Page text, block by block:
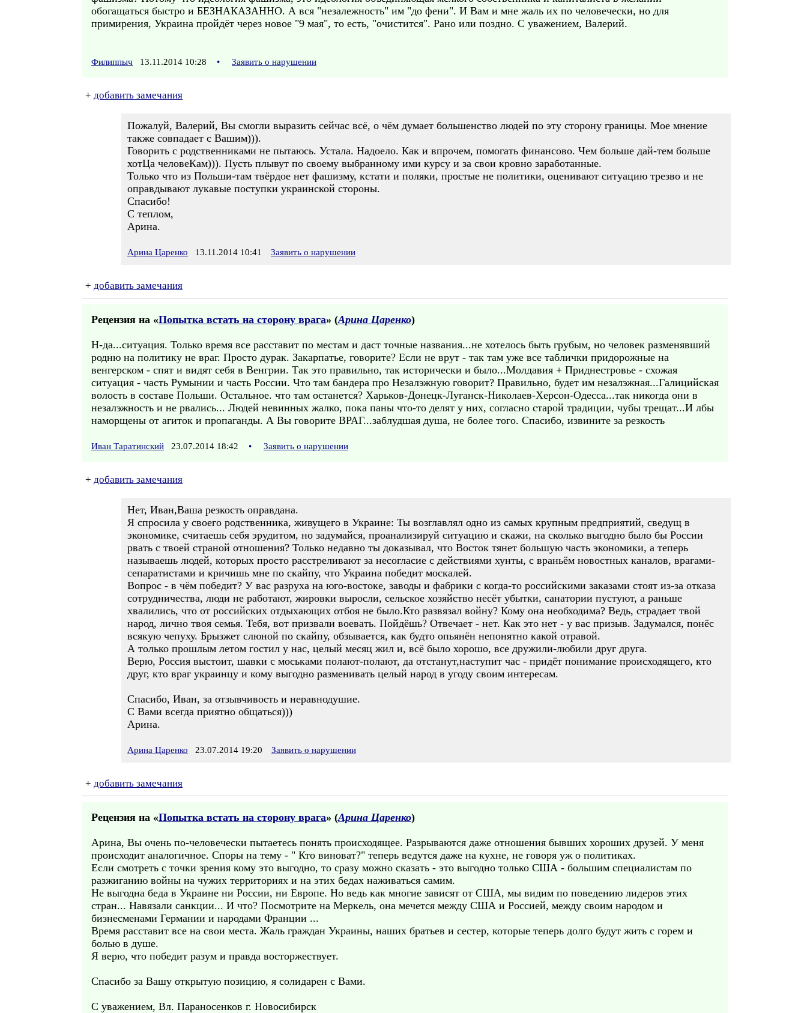
обогащаться быстро и БЕЗНАКАЗАННО. А вся "незалежность" им "до фени". И Вам и мне жаль их по человечески, но для
примирения, Украина пройдёт через новое "9 мая", то есть, "очистится". Рано или поздно. С уважением, Валерий.
Филиппыч 13.11.2014 10:28 • Заявить о нарушении
+ добавить замечания
Пожалуй, Валерий, Вы смогли выразить сейчас всё, о чём думает большенство людей по эту сторону границы. Мое мнение
также совпадает с Вашим))).
Говорить с родственниками не пытаюсь. Устала. Надоело. Как и впрочем, помогать финансово. Чем больше дай-тем больше
хотЦа человеКам))). Пусть плывут по своему выбранному ими курсу и за свои кровно заработанные.
Только что из Польши-там твёрдое нет фашизму, кстати и поляки, простые не политики, оценивают ситуацию трезво и не
оправдывают лукавые поступки украинской стороны.
Спасибо!
С теплом,
Арина.
Арина Царенко 13.11.2014 10:41 Заявить о нарушении
+ добавить замечания
Рецензия на «Попытка встать на сторону врага» (Арина Царенко)
Н-да...ситуация. Только время все расставит по местам и даст точные названия...не хотелось быть грубым, но человек разменявший
родню на политику не враг. Просто дурак. Закарпатье, говорите? Если не врут - так там уже все таблички придорожные на
венгерском - спят и видят себя в Венгрии. Так это правильно, так исторически и было...Молдавия + Приднестровье - схожая
ситуация - часть Румынии и часть России. Что там бандера про Незалэжную говорит? Правильно, будет им незалэжная...Галицийская
волость в составе Польши. Остальное. что там останется? Харьков-Донецк-Луганск-Николаев-Херсон-Одесса...так никогда они в
незалэжность и не рвались... Людей невинных жалко, пока паны что-то делят у них, согласно старой традиции, чубы трещат...И лбы
наморщены от агиток и пропаганды. А Вы говорите ВРАГ...заблудшая душа, не более того. Спасибо, извините за резкость
Иван Таратинский 23.07.2014 18:42 • Заявить о нарушении
+ добавить замечания
Нет, Иван,Ваша резкость оправдана.
Я спросила у своего родственника, живущего в Украине: Ты возглавлял одно из самых крупным предприятий, сведущ в
экономике, считаешь себя эрудитом, но задумайся, проанализируй ситуацию и скажи, на сколько выгодно было бы России
рвать с твоей страной отношения? Только недавно ты доказывал, что Восток тянет большую часть экономики, а теперь
называешь людей, которых просто расстреливают за несогласие с действиями хунты, с враньём новостных каналов, врагами-
сепаратистами и кричишь мне по скайпу, что Украина победит москалей.
Вопрос - в чём победит? У вас разруха на юго-востоке, заводы и фабрики с когда-то российскими заказами стоят из-за отказа
сотрудничества, люди не работают, жировки выросли, сельское хозяйство несёт убытки, санатории пустуют, а раньше
хвалились, что от российских отдыхающих отбоя не было.Кто развязал войну? Кому она необходима? Ведь, страдает твой
народ, лично твоя семья. Тебя, вот призвали воевать. Пойдёшь? Отвечает - нет. Как это нет - у вас призыв. Задумался, понёс
всякую чепуху. Брызжет слюной по скайпу, обзывается, как будто опьянён непонятно какой отравой.
А только прошлым летом гостил у нас, целый месяц жил и, всё было хорошо, все дружили-любили друг друга.
Верю, Россия выстоит, шавки с моськами полают-полают, да отстанут,наступит час - придёт понимание происходящего, кто
друг, кто враг украинцу и кому выгодно разменивать целый народ в угоду своим интересам.
Спасибо, Иван, за отзывчивость и неравнодушие.
С Вами всегда приятно общаться)))
Арина.
Арина Царенко 23.07.2014 19:20 Заявить о нарушении
+ добавить замечания
Рецензия на «Попытка встать на сторону врага» (Арина Царенко)
Арина, Вы очень по-человечески пытаетесь понять происходящее. Разрываются даже отношения бывших хороших друзей. У меня
происходит аналогичное. Споры на тему - " Кто виноват?" теперь ведутся даже на кухне, не говоря уж о политиках.
Если смотреть с точки зрения кому это выгодно, то сразу можно сказать - это выгодно только США - большим специалистам по
разжиганию войны на чужих территориях и на этих бедах наживаться самим.
Не выгодна беда в Украине ни России, ни Европе. Но ведь как многие зависят от США, мы видим по поведению лидеров этих
стран... Навязали санкции... И что? Посмотрите на Меркель, она мечется между США и Россией, между своим народом и
бизнесменами Германии и народами Франции ...
Время расставит все на свои места. Жаль граждан Украины, наших братьев и сестер, которые теперь долго будут жить с горем и
болью в душе.
Я верю, что победит разум и правда восторжествует.
Спасибо за Вашу открытую позицию, я солидарен с Вами.
С уважением, Вл. Параносенков г. Новосибирск